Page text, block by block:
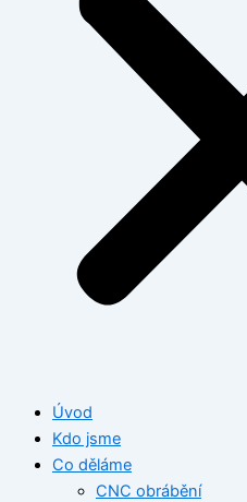
Úvod
Kdo jsme
Co děláme
CNC obrábění